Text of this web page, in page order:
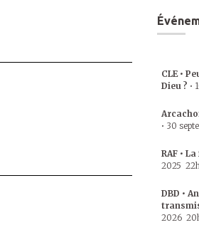
CLE •
Dieu ? •
• 30
RAF •
2025
DBD •
2026